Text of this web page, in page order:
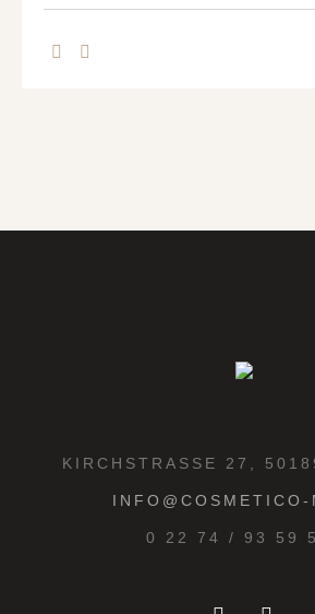
KIRCHSTRASSE 27,
INFO@COSMETICO-
0 22 74 / 93 59